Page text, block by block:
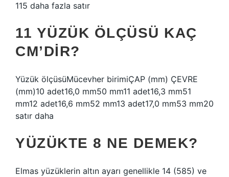
115 daha fazla satır
11 YÜZÜK ÖLÇÜSÜ KAÇ
CM’DIR?
Yüzük ölçüsüMücevher birimiÇAP (mm) ÇEVRE
(mm)10 adet16,0 mm50 mm11 adet16,3 mm51
mm12 adet16,6 mm52 mm13 adet17,0 mm53 mm20
satır daha
YÜZÜKTE 8 NE DEMEK?
Elmas yüzüklerin altın ayarı genellikle 14 (585) ve